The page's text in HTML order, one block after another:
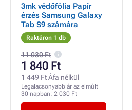
3mk védőfólia Papír
érzés Samsung Galaxy
Tab S9 számára
Raktáron 1 db
11 030 Ft
1 840 Ft
1 449 Ft Áfa nélkül
Legalacsonyabb ár az elmúlt
30 napban: 2 030 Ft